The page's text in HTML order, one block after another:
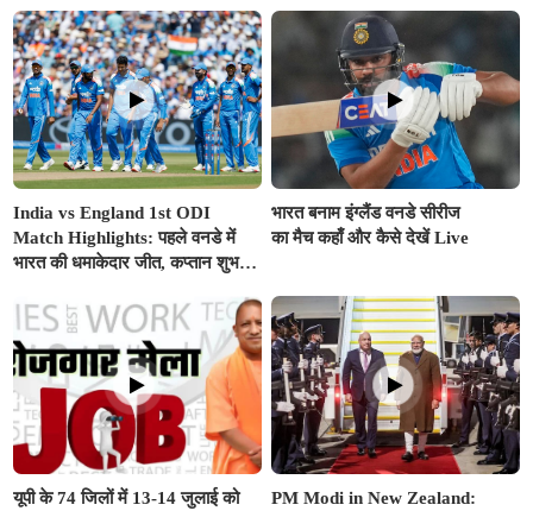
NHAI ने जारी की नई गाइडलाइन
India vs England 1st ODI
Match Highlights: पहले वनडे में
भारत की धमाकेदार जीत, कप्तान शुभमन
इंग्लैंड चित
भारत बनाम इंग्लैंड वनडे सीरीज
का मैच कहाँ और कैसे देखें Live
यूपी के 74 जिलों में 13-14 जुलाई को
PM Modi in New Zealand: